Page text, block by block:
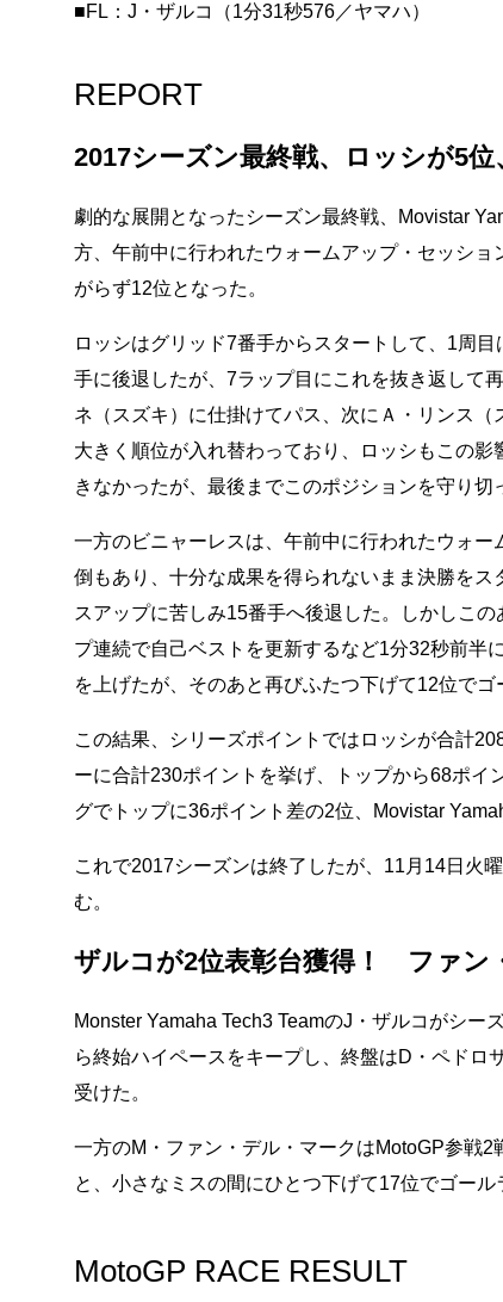
■FL：J・ザルコ（1分31秒576／ヤマハ）
REPORT
2017シーズン最終戦、ロッシが5
劇的な展開となったシーズン最終戦、Movistar
方、午前中に行われたウォームアップ・セッシ
がらず12位となった。
ロッシはグリッド7番手からスタートして、1周
手に後退したが、7ラップ目にこれを抜き返して
ネ（スズキ）に仕掛けてパス、次にＡ・リンス
大きく順位が入れ替わっており、ロッシもこの
きなかったが、最後までこのポジションを守り
一方のビニャーレスは、午前中に行われたウォ
倒もあり、十分な成果を得られないまま決勝を
スアップに苦しみ15番手へ後退した。しかしこ
プ連続で自己ベストを更新するなど1分32秒前半
を上げたが、そのあと再びふたつ下げて12位で
この結果、シリーズポイントではロッシが合計
ーに合計230ポイントを挙げ、トップから68ポ
グでトップに36ポイント差の2位、Movistar
これで2017シーズンは終了したが、11月14日火
む。
ザルコが2位表彰台獲得！ ファン
Monster Yamaha Tech3 TeamのJ・ザルコがシ
ら終始ハイペースをキープし、終盤はD・ペドロ
受けた。
一方のM・ファン・デル・マークはMotoGP参戦
と、小さなミスの間にひとつ下げて17位でゴール
MotoGP RACE RESULT